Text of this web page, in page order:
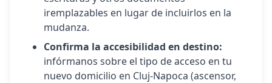
iremplazables en lugar de incluirlos en la
mudanza.
Confirma la accesibilidad en destino:
infórmanos sobre el tipo de acceso en tu
nuevo domicilio en Cluj-Napoca (ascensor,